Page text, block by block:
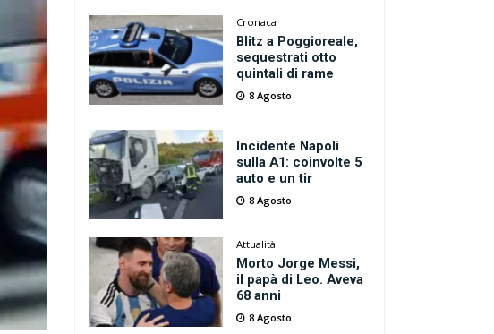
Cronaca
Blitz a Poggioreale,
sequestrati otto
quintali di rame
8 Agosto
Incidente Napoli
sulla A1: coinvolte 5
auto e un tir
8 Agosto
Attualità
Morto Jorge Messi,
il papà di Leo. Aveva
68 anni
8 Agosto